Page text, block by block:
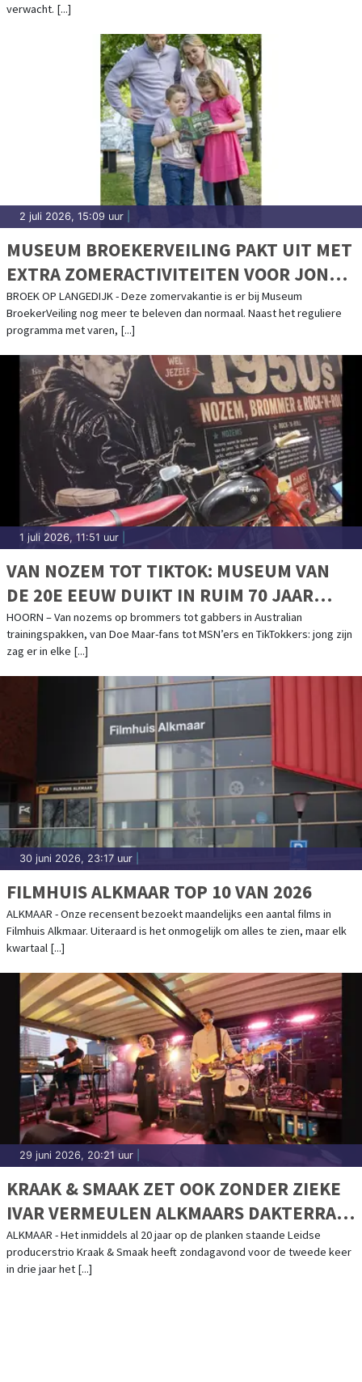
verwacht. [...]
2 juli 2026, 15:09 uur
MUSEUM BROEKERVEILING PAKT UIT MET
EXTRA ZOMERACTIVITEITEN VOOR JONG
EN OUD
BROEK OP LANGEDIJK - Deze zomervakantie is er bij Museum
BroekerVeiling nog meer te beleven dan normaal. Naast het reguliere
programma met varen, [...]
1 juli 2026, 11:51 uur
VAN NOZEM TOT TIKTOK: MUSEUM VAN
DE 20E EEUW DUIKT IN RUIM 70 JAAR
JONGERENCULTUUR
HOORN – Van nozems op brommers tot gabbers in Australian
trainingspakken, van Doe Maar-fans tot MSN’ers en TikTokkers: jong zijn
zag er in elke [...]
30 juni 2026, 23:17 uur
FILMHUIS ALKMAAR TOP 10 VAN 2026
ALKMAAR - Onze recensent bezoekt maandelijks een aantal films in
Filmhuis Alkmaar. Uiteraard is het onmogelijk om alles te zien, maar elk
kwartaal [...]
29 juni 2026, 20:21 uur
KRAAK & SMAAK ZET OOK ZONDER ZIEKE
IVAR VERMEULEN ALKMAARS DAKTERRAS
IN VUUR EN VLAM
ALKMAAR - Het inmiddels al 20 jaar op de planken staande Leidse
producerstrio Kraak & Smaak heeft zondagavond voor de tweede keer
in drie jaar het [...]